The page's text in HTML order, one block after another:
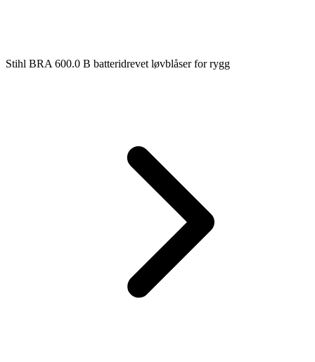
Stihl BRA 600.0 B batteridrevet løvblåser for rygg